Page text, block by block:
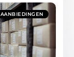
AANBIEDINGEN